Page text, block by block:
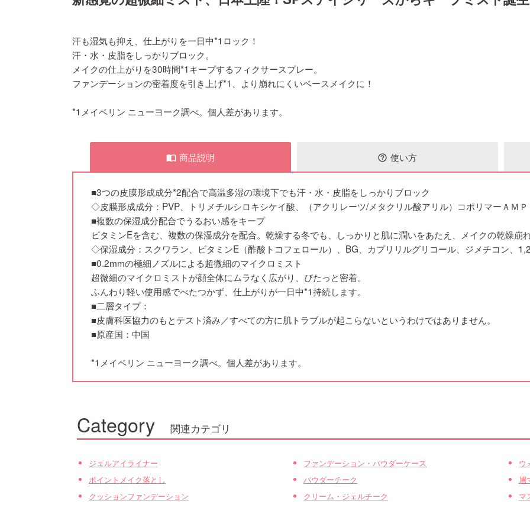
汗も湿気も抑え、仕上がりを一日中*1ロック！
汗・水・皮脂をしっかりブロック。
メイクの仕上がりを30時間*1キープするフィクサースプレー。
ファンデーションの密着度を引き上げ*1、より崩れにくいベースメイクに！
*1メイベリン ニューヨーク調べ。個人差があります。
import_contacts 商品説明 help_outline 使い方
■3つの皮膜形成成分*2配合で高温多湿の環境下でも汗・水・皮脂をしっかりブロック
◇皮膜形成成分：PVP、トリメチルシロキシケイ酸、（アクリレーツ/メタクリル酸アリル）コポリマーＡＭＰ
■複数の保湿成分配合でうるおい感をキープ
ビタミンEを含む、複数の保湿成分を配合。乾燥する冬でも、しっかりと肌に潤いをあたえ、メイクの乾燥崩れ
◇保湿成分：スクワラン、ビタミンE（酢酸トコフェロール）、BG、カプリリルグリコール、ジメチコン、
■0.2mmの極細ノズルによる超微細のマイクロミスト
超微細のマイクロミストが顔全体にムラなく広がり、ぴたっと密着。
ふんわり軽い使用感でべたつかず、仕上がりが一日中*1持続します。
■二層タイプ：
■皮膚科医協力のもとテスト済み／すべての方に肌トラブルが起こらないというわけではありません。
■原産国：中国
*1メイベリン ニューヨーク調べ。個人差があります。
Category 関連カテゴリ
ジェルアイライナー ファンデーション・パウダーケース
ウ
ポイントメイク落とし
パウダーチーク
眉
クッションファンデーション
クリーム・ジェルチーク マ